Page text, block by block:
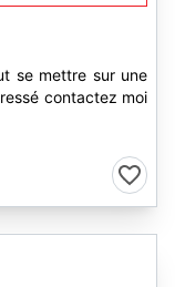
se mettre sur une
contactez moi